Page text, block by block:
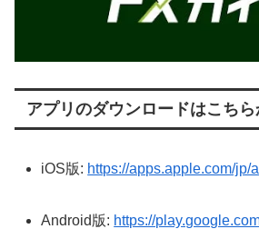
アプリのダウンロードはこちら
iOS版: https://apps.apple.com/jp/
Android版: https://